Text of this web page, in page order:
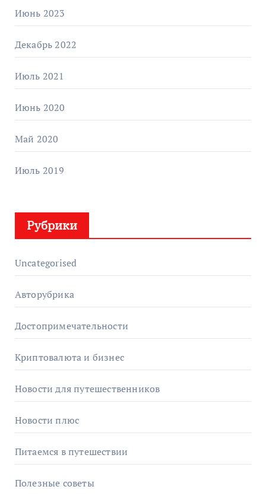
Июнь 2023
Декабрь 2022
Июль 2021
Июнь 2020
Май 2020
Июль 2019
Рубрики
Uncategorised
Авторубрика
Достопримечательности
Криптовалюта и бизнес
Новости для путешественников
Новости плюс
Питаемся в путешествии
Полезные советы